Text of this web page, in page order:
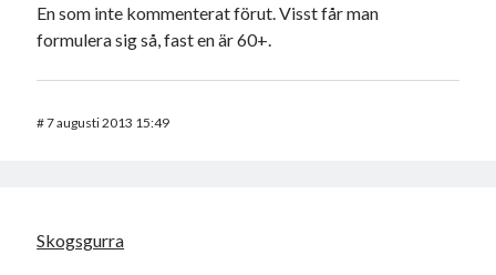
En som inte kommenterat förut. Visst får man
formulera sig så, fast en är 60+.
#7 augusti 2013 15:49
Skogsgurra